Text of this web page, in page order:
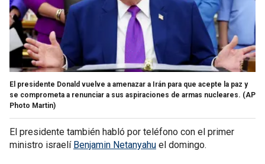
El presidente Donald vuelve a amenazar a Irán para que acepte la paz y
se comprometa a renunciar a sus aspiraciones de armas nucleares. (AP
Photo Martin)
El presidente también habló por teléfono con el primer
ministro israelí Benjamin Netanyahu el domingo.